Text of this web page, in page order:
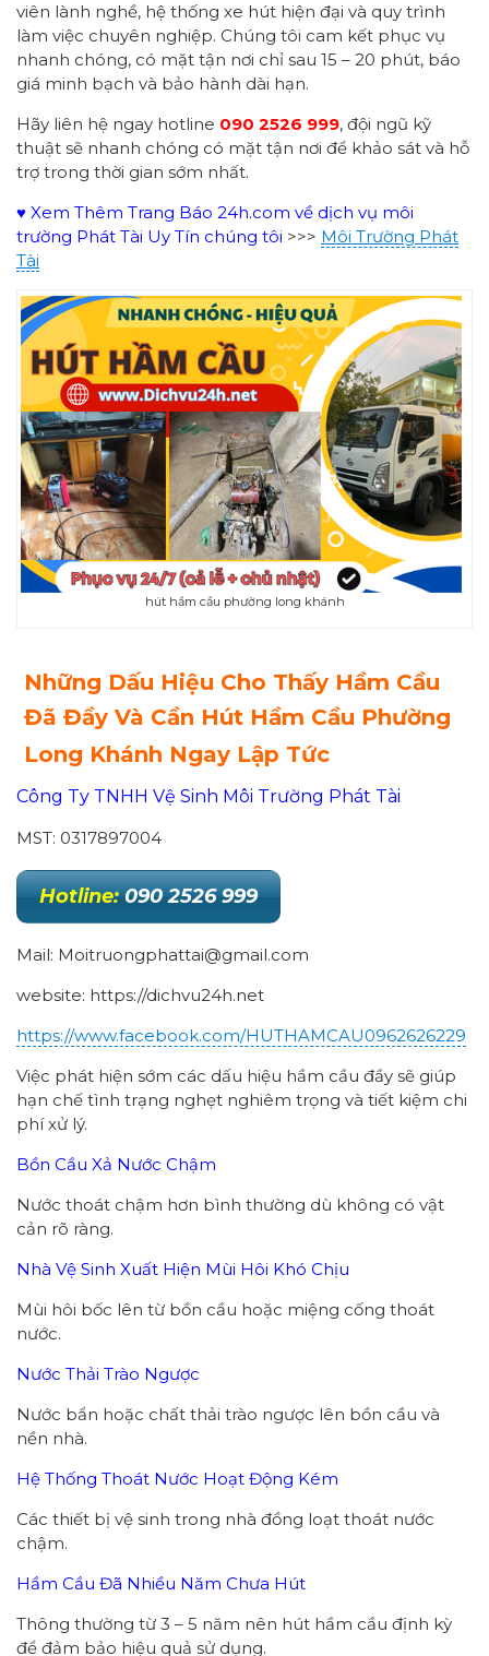
viên lành nghề, hệ thống xe hút hiện đại và quy trình
làm việc chuyên nghiệp. Chúng tôi cam kết phục vụ
nhanh chóng, có mặt tận nơi chỉ sau 15 – 20 phút, báo
giá minh bạch và bảo hành dài hạn.
Hãy liên hệ ngay hotline 090 2526 999, đội ngũ kỹ
thuật sẽ nhanh chóng có mặt tận nơi để khảo sát và hỗ
trợ trong thời gian sớm nhất.
♥ Xem Thêm Trang Báo 24h.com về dịch vụ môi
trường Phát Tài Uy Tín chúng tôi >>> Môi Trường Phát
Tài
hút hầm cầu phường long khánh
Những Dấu Hiệu Cho Thấy Hầm Cầu
Đã Đầy Và Cần Hút Hầm Cầu Phường
Long Khánh Ngay Lập Tức
Công Ty TNHH Vệ Sinh Môi Trường Phát Tài
MST: 0317897004
Hotline: 090 2526 999
Mail: Moitruongphattai@gmail.com
website: https://dichvu24h.net
https://www.facebook.com/HUTHAMCAU0962626229
Việc phát hiện sớm các dấu hiệu hầm cầu đầy sẽ giúp
hạn chế tình trạng nghẹt nghiêm trọng và tiết kiệm chi
phí xử lý.
Bồn Cầu Xả Nước Chậm
Nước thoát chậm hơn bình thường dù không có vật
cản rõ ràng.
Nhà Vệ Sinh Xuất Hiện Mùi Hôi Khó Chịu
Mùi hôi bốc lên từ bồn cầu hoặc miệng cống thoát
nước.
Nước Thải Trào Ngược
Nước bẩn hoặc chất thải trào ngược lên bồn cầu và
nền nhà.
Hệ Thống Thoát Nước Hoạt Động Kém
Các thiết bị vệ sinh trong nhà đồng loạt thoát nước
chậm.
Hầm Cầu Đã Nhiều Năm Chưa Hút
Thông thường từ 3 – 5 năm nên hút hầm cầu định kỳ
để đảm bảo hiệu quả sử dụng.